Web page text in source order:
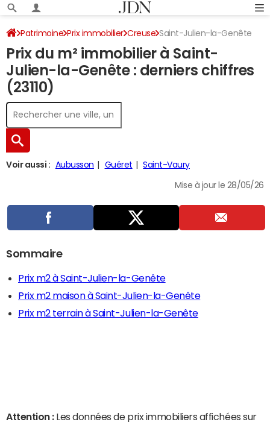
Patrimoine Prix immobilier Creuse Saint-Julien-la-Genête
Prix du m² immobilier à Saint-
Julien-la-Genête : derniers chiffres
(23110)
Voir aussi : Aubusson Guéret Saint-Vaury
Mise à jour le 28/05/26
Sommaire
Prix m2 à Saint-Julien-la-Genête
Prix m2 maison à Saint-Julien-la-Genête
Prix m2 terrain à Saint-Julien-la-Genête
Attention : Les données de prix immobiliers affichées sur